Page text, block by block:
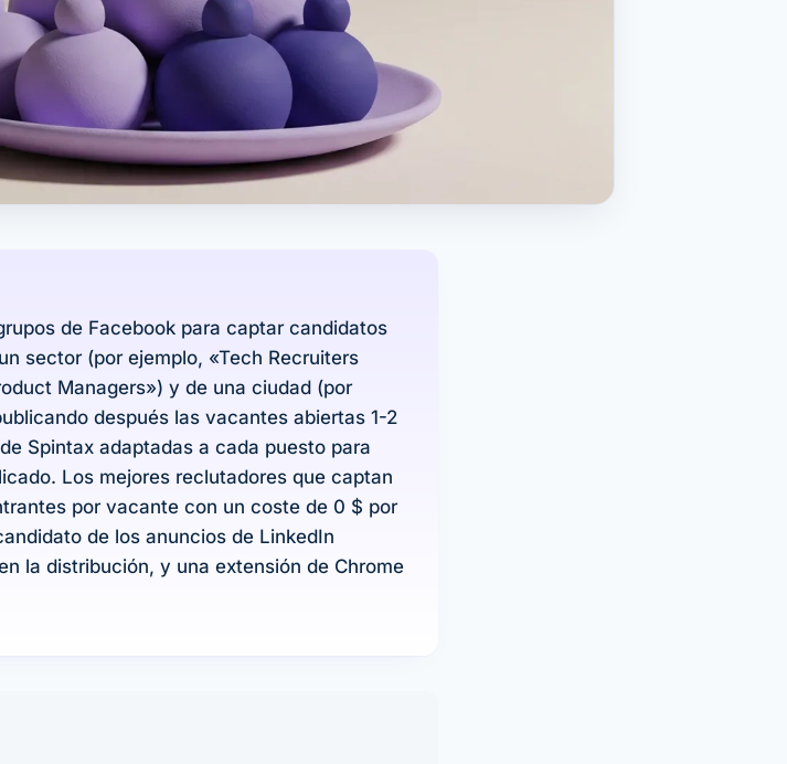
de Facebook para captar candidatos
sector (por ejemplo, «Tech Recruiters
Managers») y de una ciudad (por
después las vacantes abiertas 1-2
Spintax adaptadas a cada puesto para
Los mejores reclutadores que captan
por vacante con un coste de 0 $ por
de los anuncios de LinkedIn
la distribución, y una extensión de Chrome